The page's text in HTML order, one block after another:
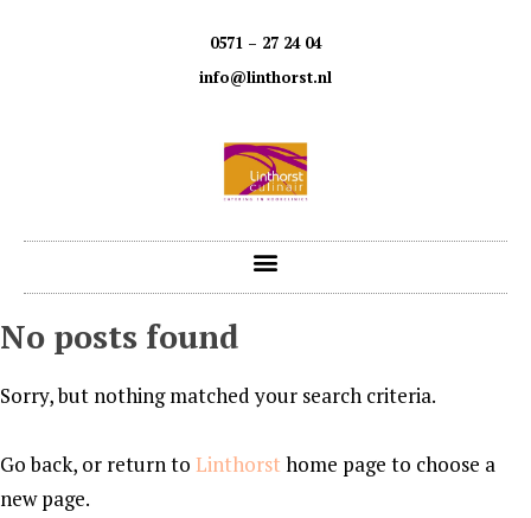
0571 – 27 24 04
info@linthorst.nl
No posts found
Sorry, but nothing matched your search criteria.
Go back, or return to Linthorsthome page to choose a
new page.